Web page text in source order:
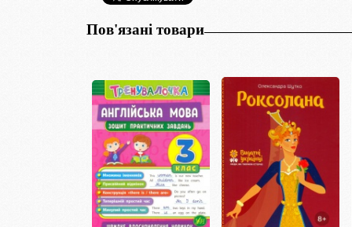
Пов'язані товари